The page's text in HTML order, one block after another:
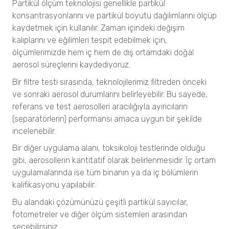
Filtre Testleri
Verimlilik Testleri
TSI - 8130A AFT
TSI - 8150 AFT
TSI 3160
Hava Filtreleri ve Respiratör Testi
TSI - 8130A AFT
TSI - 8150 AFT
Aerosol Karakterizasyonu
Dış Ortam Hava Kalitesi İzleme
TSI - 3007
TSI - 3330 OPS
TSI - 3910 NANOSCAN
VisiSize N60
VisiSize N60maX
Gıda ve İçecekler
Partikül Boyut Analizi
SYNC
S3500
BLUEWAVE
Aerotrac II
Nanotrac Wave II
NANOTRAC FLEX
Partikül Boyut ve Şekil Analizi
CAMSIZER X2
CAMSIZER 3D
CAMSIZER S1
CAMSIZER XL
SYNC
Zeta Potansiyel Analizi
Veri Analizi
Aksesuarlar
TSI
Taramalı Mobilite ile Aerosol Partikül Boyut Analiz
TSI - 3938 SMPS
TSI - 3910 NANOSCAN
Yüksek Hızlı Aerosol Partikül Boyut Analiz Cihazları
TSI - 3090 EEPS
Mikron-üstü Aerosol Partikül Boyut Analiz Cihazları
TSI - 3330 OPS
TSI - 3321 APS
Yoğunlaşma ile Partikül Sayım Cihazları
Hava Filtreleri ve Respiratör Test Cihazları
Partikül ölçüm teknolojisi genellikle partikül
konsantrasyonlarını ve partikül boyutu dağılımlarını ölçüp
kaydetmek için kullanılır. Zaman içindeki değişim
kalıplarını ve eğilimleri tespit edebilmek için,
ölçümlerimizde hem iç hem de dış ortamdaki doğal
aerosol süreçlerini kaydediyoruz.
Bir filtre testi sırasında, teknolojilerimiz filtreden önceki
ve sonraki aerosol durumlarını belirleyebilir. Bu sayede,
referans ve test aerosolleri aracılığıyla ayırıcıların
(separatörlerin) performansı amaca uygun bir şekilde
incelenebilir.
Bir diğer uygulama alanı, toksikoloji testlerinde olduğu
gibi, aerosollerin kantitatif olarak belirlenmesidir. İç ortam
uygulamalarında ise tüm binanın ya da iç bölümlerin
kalifikasyonu yapılabilir.
Bu alandaki çözümünüzü çeşitli partikül sayıcılar,
fotometreler ve diğer ölçüm sistemleri arasından
seçebilirsiniz.